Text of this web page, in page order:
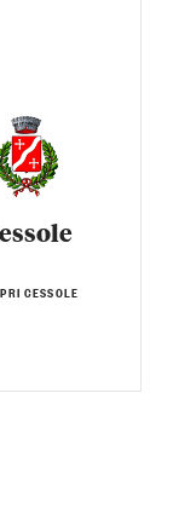
CESSOLE